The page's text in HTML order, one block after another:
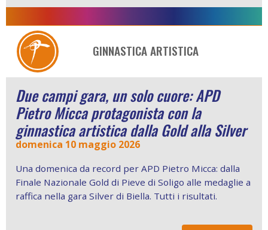
GINNASTICA ARTISTICA
Due campi gara, un solo cuore: APD
Pietro Micca protagonista con la
ginnastica artistica dalla Gold alla Silver
domenica 10 maggio 2026
Una domenica da record per APD Pietro Micca: dalla
Finale Nazionale Gold di Pieve di Soligo alle medaglie a
raffica nella gara Silver di Biella. Tutti i risultati.